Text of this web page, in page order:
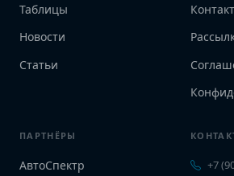
Таблицы
Новости
Статьи
ПАРТНЁРЫ
АвтоСпектр
+7